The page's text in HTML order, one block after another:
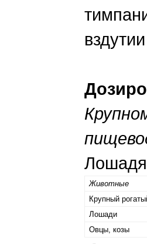
Животные
Крупный
Лошади
Овцы, козы